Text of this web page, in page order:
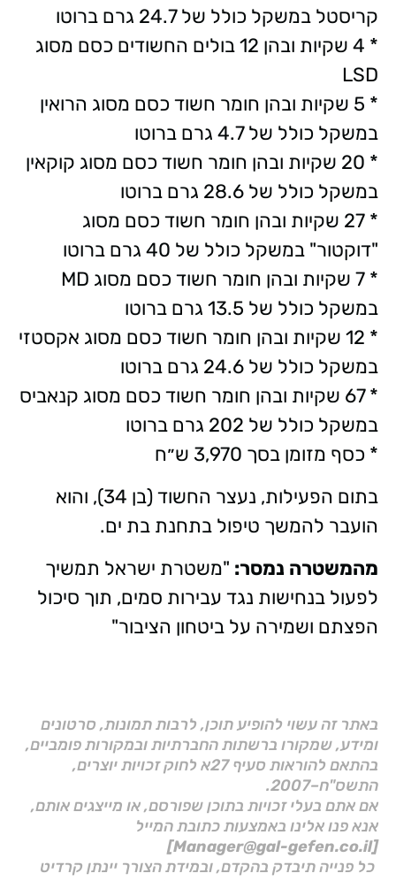
קריסטל במשקל כולל של 24.7 גרם ברוטו
* 4 שקיות ובהן 12 בולים החשודים כסם מסוג
LSD
* 5 שקיות ובהן חומר חשוד כסם מסוג הרואין
במשקל כולל של 4.7 גרם ברוטו
* 20 שקיות ובהן חומר חשוד כסם מסוג קוקאין
במשקל כולל של 28.6 גרם ברוטו
* 27 שקיות ובהן חומר חשוד כסם מסוג
"דוקטור" במשקל כולל של 40 גרם ברוטו
* 7 שקיות ובהן חומר חשוד כסם מסוג MD
במשקל כולל של 13.5 גרם ברוטו
* 12 שקיות ובהן חומר חשוד כסם מסוג אקסטזי
במשקל כולל של 24.6 גרם ברוטו
* 67 שקיות ובהן חומר חשוד כסם מסוג קנאביס
במשקל כולל של 202 גרם ברוטו
* כסף מזומן בסך 3,970 ש״ח
בתום הפעילות, נעצר החשוד (בן 34), והוא
הועבר להמשך טיפול בתחנת בת ים.
מהמשטרה נמסר: "משטרת ישראל תמשיך
לפעול בנחישות נגד עבירות סמים, תוך סיכול
הפצתם ושמירה על ביטחון הציבור"
באתר זה עשוי להופיע תוכן, לרבות תמונות, סרטונים
ומידע, שמקורו ברשתות החברתיות ובמקורות פומביים,
בהתאם להוראות סעיף 27א לחוק זכויות יוצרים,
התשס"ח–2007.
אם אתם בעלי זכויות בתוכן שפורסם, או מייצגים אותם,
אנא פנו אלינו באמצעות כתובת המייל
[Manager@gal-gefen.co.il]
כל פנייה תיבדק בהקדם, ובמידת הצורך יינתן קרדיט